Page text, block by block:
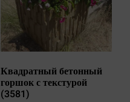
Квадратный бетонный
горшок с текстурой
(3581)